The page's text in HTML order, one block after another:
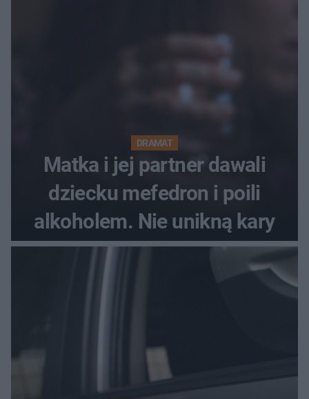
DRAMAT
Matka i jej partner dawali
dziecku mefedron i poili
alkoholem. Nie unikną kary